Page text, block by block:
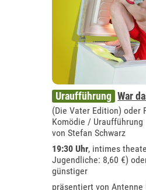
Uraufführung War
(Die Vater Edition) oder
Komödie / Uraufführung
von Stefan Schwarz
19:30 Uhr, intimes
Jugendliche: 8,60 €)
günstiger
präsentiert vonAntenne